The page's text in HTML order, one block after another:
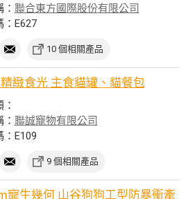
聯合東方國際股份有限公司
：E627
10 個相關產品
緻食光 主食貓罐、貓餐包
聯誠寵物有限公司
：E109
9 個相關產品
寵生幾何 山谷狗狗工型防暴衝牽